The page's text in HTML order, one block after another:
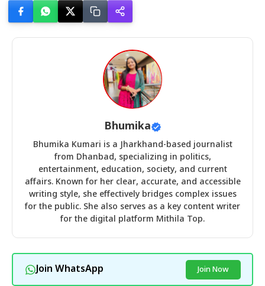
Bhumika
Bhumika Kumari is a Jharkhand-based journalist
from Dhanbad, specializing in politics,
entertainment, education, society, and current
affairs. Known for her clear, accurate, and accessible
writing style, she effectively bridges complex issues
for the public. She also serves as a key content writer
for the digital platform Mithila Top.
Join WhatsApp Join Now